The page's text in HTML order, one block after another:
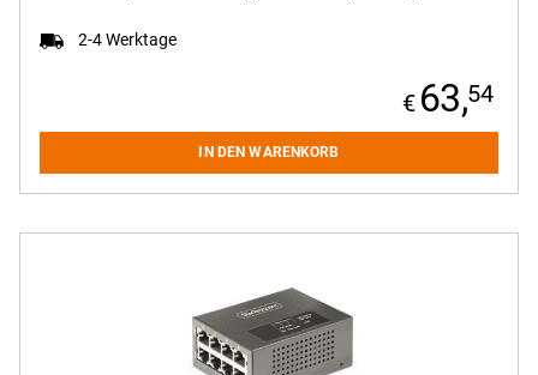
2-4 Werktage
63,54
IN DEN WARENKORB